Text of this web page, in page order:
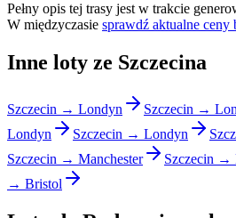
Pełny opis tej trasy jest w trakcie
W międzyczasie sprawdź aktualne ceny
Inne loty ze Szczecina
Szczecin → Londyn Szczecin →
Londyn
Szczecin → Londyn
Szczecin → Manchester
Szczecin →
→ Bristol